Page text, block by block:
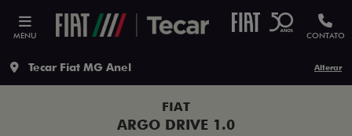
MENU CONTATO
Tecar Fiat MG Anel Alterar
FIAT
ARGO DRIVE 1.0